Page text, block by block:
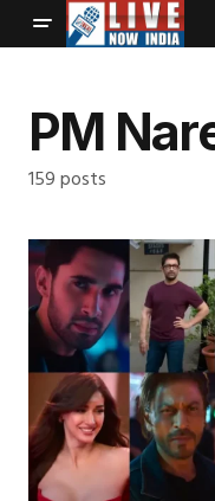
PM
159 posts